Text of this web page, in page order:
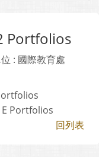
Portfolios
: 國際教育處
Portfolios
回列表